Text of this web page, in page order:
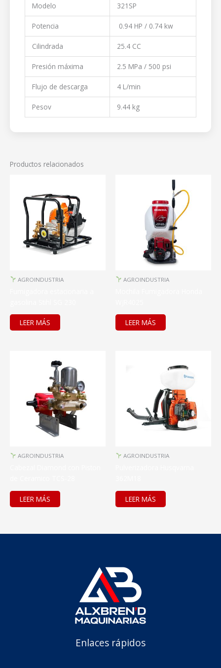
Modelo 321SP
Potencia 0.94 HP / 0.74 kw
Cilindrada 25.4 CC
Presión máxima 2.5 MPa / 500 psi
Flujo de descarga 4 L/min
Pesov 9.44 kg
Productos relacionados
AGROINDUSTRIA
LEER MÁS
AGROINDUSTRIA
LEER MÁS
AGROINDUSTRIA
LEER MÁS
AGROINDUSTRIA
LEER MÁS
Enlaces rápidos